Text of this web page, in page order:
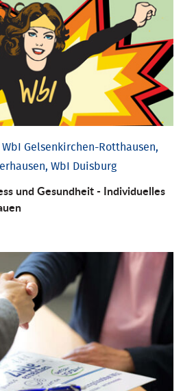
Gelsenkirchen-Rotthausen,
WbI Duisburg
und Gesund­heit - Individu­elles